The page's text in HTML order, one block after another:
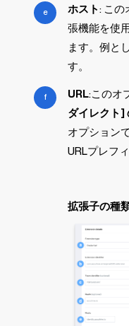
ホスト: この
張機能を使
ます。例と
す。
URL:このオ
ダイレクト]
オプション
URLプレフ
拡張子の種